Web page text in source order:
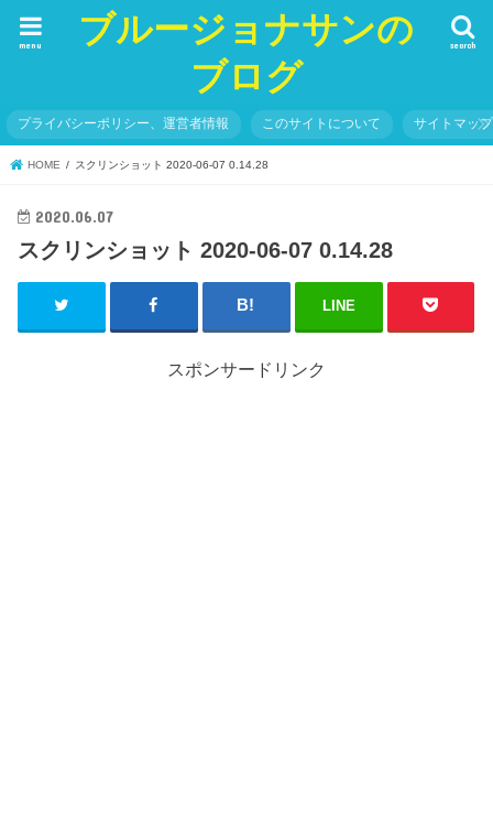
ブルージョナサンの
ブログ
search
menu
プライバシーポリシー、運営者情報 このサイトについて サイトマップ
HOME スクリンショット 2020-06-07 0.14.28
2020.06.07
スクリンショット 2020-06-07 0.14.28
LINE
スポンサードリンク